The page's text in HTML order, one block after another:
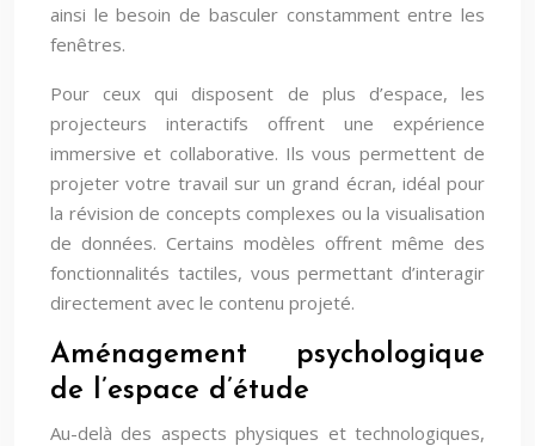
ainsi le besoin de basculer constamment entre les
fenêtres.
Pour ceux qui disposent de plus d’espace, les
projecteurs interactifs offrent une expérience
immersive et collaborative. Ils vous permettent de
projeter votre travail sur un grand écran, idéal pour
la révision de concepts complexes ou la visualisation
de données. Certains modèles offrent même des
fonctionnalités tactiles, vous permettant d’interagir
directement avec le contenu projeté.
Aménagement psychologique
de l’espace d’étude
Au-delà des aspects physiques et technologiques,